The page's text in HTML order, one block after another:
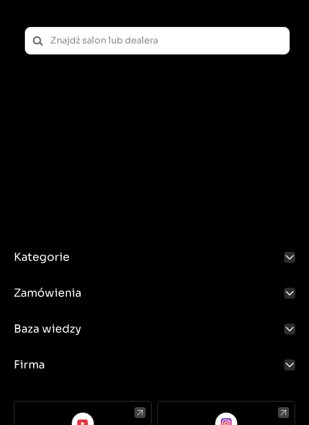
Kategorie
Zamówienia
Baza wiedzy
Firma